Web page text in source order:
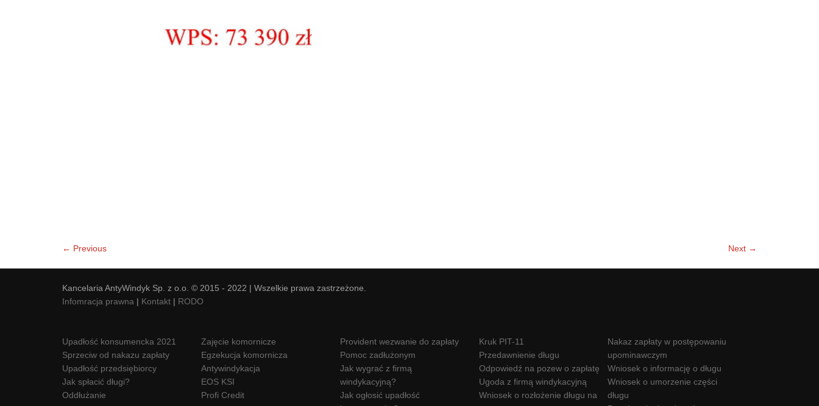
← Previous Next →
Kancelaria AntyWindyk Sp. z o.o. © 2015 - 2022 | Wszelkie prawa zastrzeżone.
Infomracja prawna | Kontakt | RODO
Upadłość konsumencka 2021
Sprzeciw od nakazu zapłaty
Upadłość przedsiębiorcy
Jak spłacić długi?
Oddłużanie
Zajęcie komornicze
Egzekucja komornicza
Antywindykacja
EOS KSI
Profi Credit
Provident wezwanie do zapłaty
Pomoc zadłużonym
Jak wygrać z firmą
windykacyjną?
Jak ogłosić upadłość
Kruk PIT-11
Przedawnienie długu
Odpowiedź na pozew o zapłatę
Ugoda z firmą windykacyjną
Wniosek o rozłożenie długu na
Nakaz zapłaty w postępowaniu
upominawczym
Wniosek o informację o długu
Wniosek o umorzenie części
długu